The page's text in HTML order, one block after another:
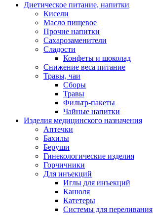
Диетическое питание, напитки
Кисели
Масло пищевое
Прочие напитки
Сахарозаменители
Сладости
Конфеты и шоколад
Снижение веса питание
Травы, чаи
Сборы
Травы
Фильтр-пакеты
Чайные напитки
Изделия медицинского назначения
Аптечки
Бахилы
Беруши
Гинекологические изделия
Горчичники
Для инъекций
Иглы для инъекций
Канюля
Катетеры
Системы для переливания